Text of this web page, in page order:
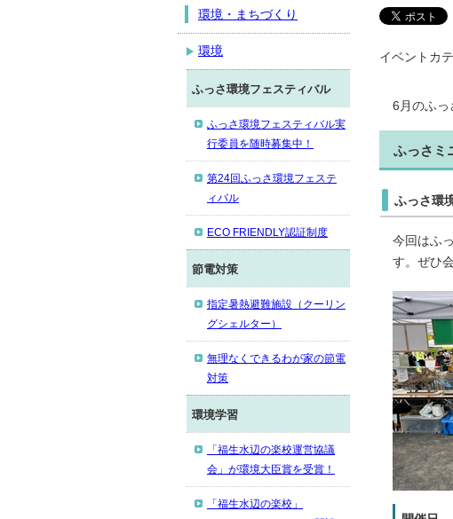
イベントカ
6月のふっ
ふっさミ
ふっさ環
今回はふ
す。ぜひ
環境・まちづくり
環境
ふっさ環境フェスティバル
ふっさ環境フェスティバル実
行委員を随時募集中！
第24回ふっさ環境フェステ
ィバル
ECO FRIENDLY認証制度
節電対策
指定暑熱避難施設（クーリン
グシェルター）
無理なくできるわが家の節電
対策
環境学習
「福生水辺の楽校運営協議
会」が環境大臣賞を受賞！
「福生水辺の楽校」